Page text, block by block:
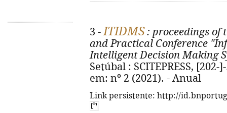
3 -ITIDMS: proceedings of
and Practical Conference
Intelligent Decision Making
Setúbal : SCITEPRESS,
em: nº 2 (2021). - Anual
Link persistente: http://